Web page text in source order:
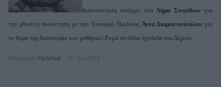
Ικανοποίηση υπάρχει στοΔήμο Σοφάδων για
την χθεσινή συνάντηση με την Υπουργό Παιδείας Άννα Διαμαντοπούλου για
το θέμα της διασποράς των μαθητών Ρομά σε άλλα σχολεία του Δήμου.
Κατηγορία Πολιτικά 27 Ιαν 2012